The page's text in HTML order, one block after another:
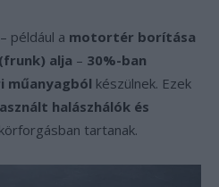
például a motortér borítása
alja – 30%-ban
műanyagból készülnek. Ezek
halászhálók és
tartanak.